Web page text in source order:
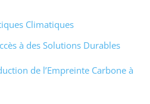
Climatiques
à des Solutions Durables
de l’Empreinte Carbone à